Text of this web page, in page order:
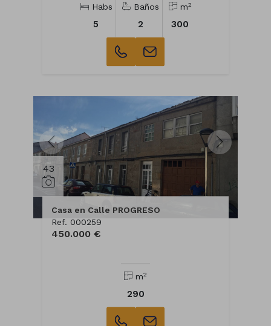
Habs
5
Baños
2
m2
300
43
Casa en Calle PROGRESO
Ref. 000259
450.000 €
m2
290